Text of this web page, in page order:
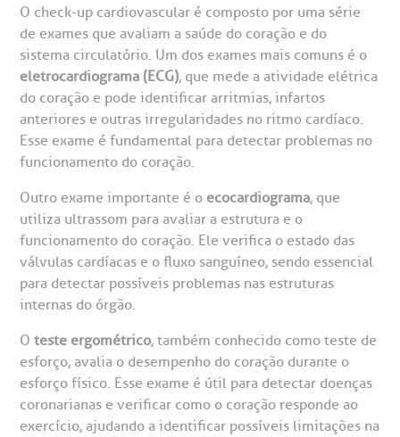
O check-up cardiovascular é composto por uma série
de exames que avaliam a saúde do coração e do
sistema circulatório. Um dos exames mais comuns é o
eletrocardiograma (ECG), que mede a atividade elétrica
do coração e pode identificar arritmias, infartos
anteriores e outras irregularidades no ritmo cardíaco.
Esse exame é fundamental para detectar problemas no
funcionamento do coração.
Outro exame importante é o ecocardiograma, que
utiliza ultrassom para avaliar a estrutura e o
funcionamento do coração. Ele verifica o estado das
válvulas cardíacas e o fluxo sanguíneo, sendo essencial
para detectar possíveis problemas nas estruturas
internas do órgão.
Oteste ergométrico, também conhecido como teste de
esforço, avalia o desempenho do coração durante o
esforço físico. Esse exame é útil para detectar doenças
coronarianas e verificar como o coração responde ao
exercício, ajudando a identificar possíveis limitações na